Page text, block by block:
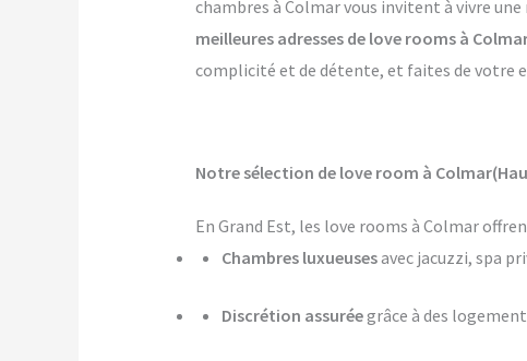
chambres à Colmar vous invitent à vivre
meilleures adresses de love rooms à
complicité et de détente, et faites de votre
Notre sélection de love room à
En Grand Est, les love rooms à Colmar
Chambres luxueusesavec jacuzzi, spa
Discrétion assuréegrâce à des